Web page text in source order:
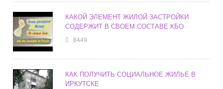
КАКОЙ ЭЛЕМЕНТ ЖИЛОЙ ЗАСТРОЙКИ
СОДЕРЖИТ В СВОЕМ СОСТАВЕ КБО
8449
КАК ПОЛУЧИТЬ СОЦИАЛЬНОЕ ЖИЛЬЕ В
ИРКУТСКЕ